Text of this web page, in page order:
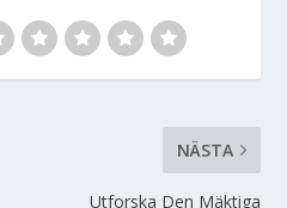
NÄSTA
Utforska Den Mäktiga